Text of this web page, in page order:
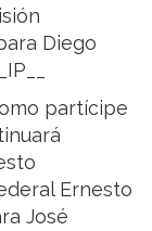
Diego
partícipe
Ernesto
José